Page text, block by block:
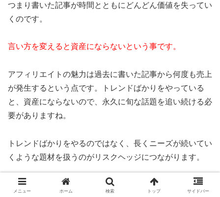
つまり書いた記事が時間とともにどんどん価値を失ってい
くのです。
言い方を変えると資産にならないという事です。
アフィリエイトの魅力は過去に書いた記事から何度も売上
が発生するという点です。トレンドばかりをやっている
と、資産にならないので、永久に旬な話題を追い続ける必
要がありますね。
トレンドばかりをやるのではなく、長くニーズが続いてい
くような題材を扱うのがリスクヘッジにつながります。
またトレンドブログでアクセスが集まりやすいのは芸能ネ
メニュー ホーム 検索 トップ サイドバー